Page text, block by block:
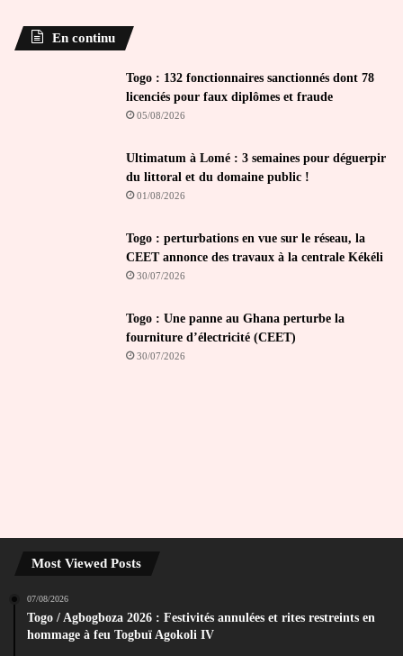
En continu
Togo : 132 fonctionnaires sanctionnés dont 78
licenciés pour faux diplômes et fraude
05/08/2026
Ultimatum à Lomé : 3 semaines pour déguerpir
du littoral et du domaine public !
01/08/2026
Togo : perturbations en vue sur le réseau, la
CEET annonce des travaux à la centrale Kékéli
30/07/2026
Togo : Une panne au Ghana perturbe la
fourniture d’électricité (CEET)
30/07/2026
Most Viewed Posts
07/08/2026
Togo / Agbogboza 2026 : Festivités annulées et rites restreints en
hommage à feu Togbuï Agokoli IV